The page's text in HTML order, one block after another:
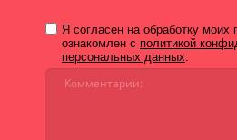
Я согласен на обработку
ознакомлен с политикой
персональных данных: